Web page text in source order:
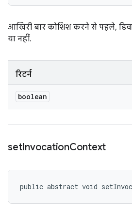
आखिरी बार कोशिश करने से पहले,
या नहीं.
रिटर्न
boolean
setInvocationContext
public abstract void